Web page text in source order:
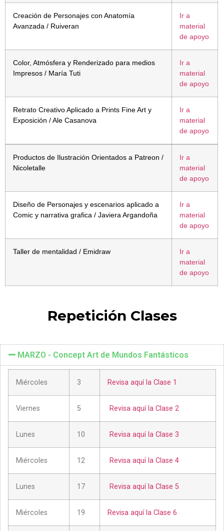
Creación de Personajes con Anatomía
Avanzada / Ruiveran
Ir a
material
de apoyo
Color, Atmósfera y Renderizado para medios
Impresos / María Tuti
Ir a
material
de apoyo
Retrato Creativo Aplicado a Prints Fine Art y
Exposición / Ale Casanova
Ir a
material
de apoyo
Productos de Ilustración Orientados a Patreon /
Nicoletalle
Ir a
material
de apoyo
Diseño de Personajes y escenarios aplicado a
Comic y narrativa grafica / Javiera Argandoña
Ir a
material
de apoyo
Taller de mentalidad / Emidraw
Ir a
material
de apoyo
Repetición Clases
MARZO - Concept Art de Mundos Fantásticos
Miércoles 3 Revisa aquí la Clase 1
Viernes 5 Revisa aquí la Clase 2
Lunes 10 Revisa aquí la Clase 3
Miércoles 12 Revisa aquí la Clase 4
Lunes 17 Revisa aquí la Clase 5
Miércoles 19 Revisa aquí la Clase 6